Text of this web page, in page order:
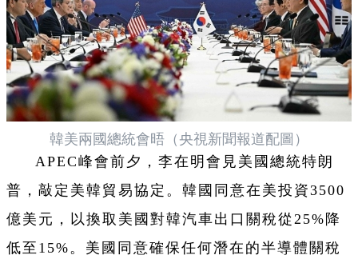
韓美兩國總統會晤（央視新聞報道配圖）
APEC峰會前夕，李在明會見美國總統特朗
普，敲定美韓貿易協定。韓國同意在美投資3500
億美元，以換取美國對韓汽車出口關稅從25%降
低至15%。美國同意確保任何潛在的半導體關稅